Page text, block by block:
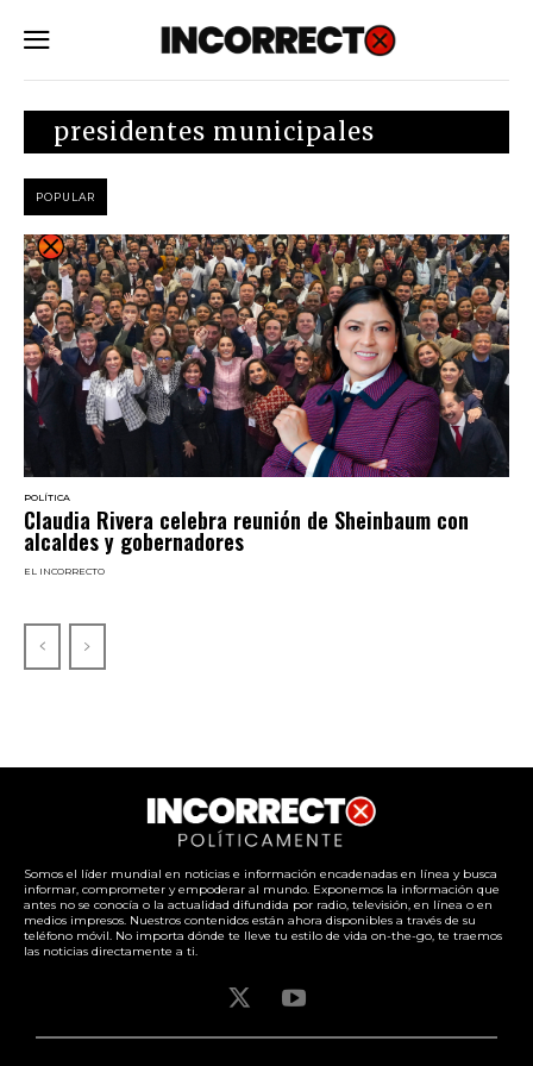
presidentes municipales
POPULAR
POLÍTICA
Claudia Rivera celebra reunión de Sheinbaum con
alcaldes y gobernadores
EL INCORRECTO
Somos el líder mundial en noticias e información encadenadas en línea y busca
informar, comprometer y empoderar al mundo. Exponemos la información que
antes no se conocía o la actualidad difundida por radio, televisión, en línea o en
medios impresos. Nuestros contenidos están ahora disponibles a través de su
teléfono móvil. No importa dónde te lleve tu estilo de vida on-the-go, te traemos
las noticias directamente a ti.